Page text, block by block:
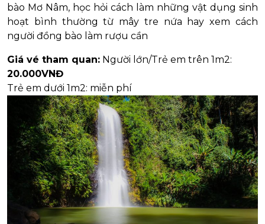
bào Mơ Nâm, học hỏi cách làm những vật dụng sinh
hoạt bình thường từ mây tre nứa hay xem cách
người đồng bào làm rượu cần
Giá vé tham quan: Người lớn/Trẻ em trên 1m2:
20.000VNĐ
Trẻ em dưới 1m2: miễn phí